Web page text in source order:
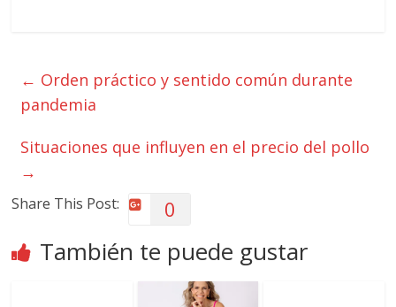
← Orden práctico y sentido común durante
pandemia
Situaciones que influyen en el precio del pollo
→
Share This Post: 0
También te puede gustar